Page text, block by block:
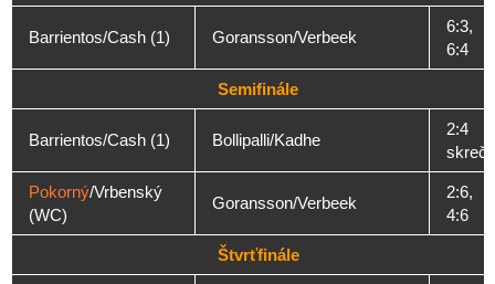
Barrientos/Cash (1) Goransson/Verbeek
6:3,
6:4
Semifinále
Barrientos/Cash (1) Bollipalli/Kadhe
2:4
skreč
Pokorný/Vrbenský
(WC)
Goransson/Verbeek
2:6,
4:6
Štvrťfinále